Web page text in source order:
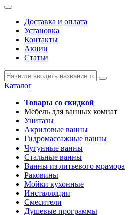
Доставка и оплата
Установка
Контакты
Акции
Статьи
Каталог
Товары со скидкой
Мебель для ванных комнат
Унитазы
Акриловые ванны
Гидромассажные ванны
Чугунные ванны
Стальные ванны
Ванны из литьевого мрамора
Раковины
Мойки кухонные
Инсталляции
Смесители
Душевые программы